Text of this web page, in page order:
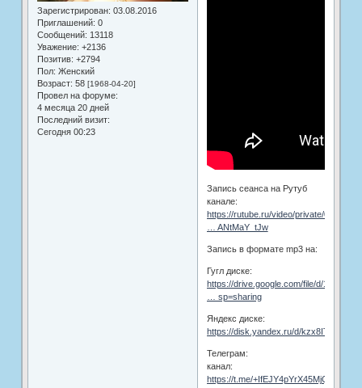
Зарегистрирован: 03.08.2016
Приглашений: 0
Сообщений: 13118
Уважение: +2136
Позитив: +2794
Пол: Женский
Возраст: 58 [1968-04-20]
Провел на форуме:
4 месяца 20 дней
Последний визит:
Сегодня 00:23
Запись сеанса на Рутуб
канале:
https://rutube.ru/video/private/02af847
… ANtMaY_tJw
Запись в формате mp3 на:
Гугл диске:
https://drive.google.com/file/d/17H7aYW
… sp=sharing
Яндекс диске:
https://disk.yandex.ru/d/
Телеграм:
канал:
https://t.me/+IfEJY4pYrX45MjQy